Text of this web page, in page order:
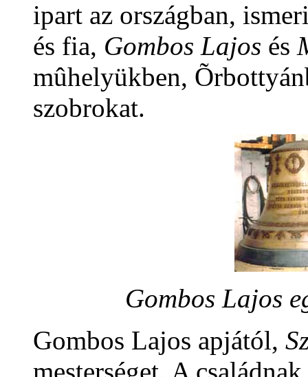
ipart az országban,
és fia, Gombos Lajos és
mûhelyükben,
szobrokat.
Gombos Lajos
Gombos Lajos apjától,